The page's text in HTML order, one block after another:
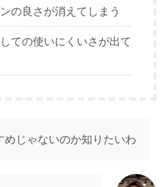
の良さが消えてしまう
ての使いにくいさが出て
めじゃないのか知りたいわ